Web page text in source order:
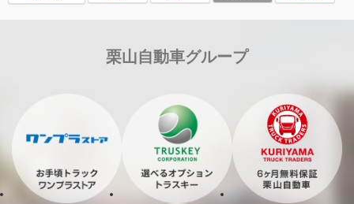
栗山自動車グループ